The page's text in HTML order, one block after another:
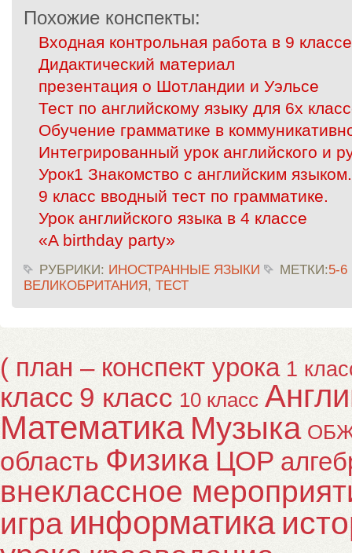
Похожие конспекты:
Входная контрольная работа в 9 классе
Дидактический материал
презентация о Шотландии и Уэльсе
Тест по английскому языку для 6х
Обучение грамматике в
Интегрированный урок английского и
Урок1 Знакомство с английским
9 класс вводный тест по грамматике.
Урок английского языка в 4 классе
«A birthday party»
РУБРИКИ: ИНОСТРАННЫЕ ЯЗЫКИ МЕТКИ:5-
ВЕЛИКОБРИТАНИЯ, ТЕСТ
( план – конспект урока 1
класс 9 класс 10 класс
Математика Музыка
область Физика ЦОР
внеклассное
игра информатика